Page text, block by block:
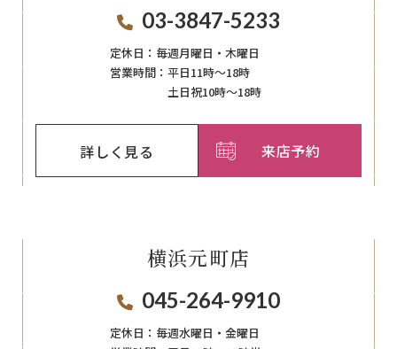
03-3847-5233
定休日： 毎週月曜日・木曜日
営業時間： 平日11時～18時
土日祝10時～18時
詳しく見る 来店予約
横浜元町店
045-264-9910
定休日： 毎週⽔曜⽇‧⾦曜⽇